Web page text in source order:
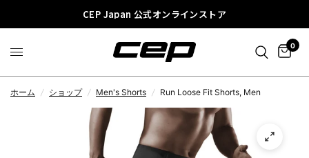
CEP Japan 公式オンラインストア
0
ホーム / ショップ / Men's Shorts / Run Loose Fit Shorts, Men